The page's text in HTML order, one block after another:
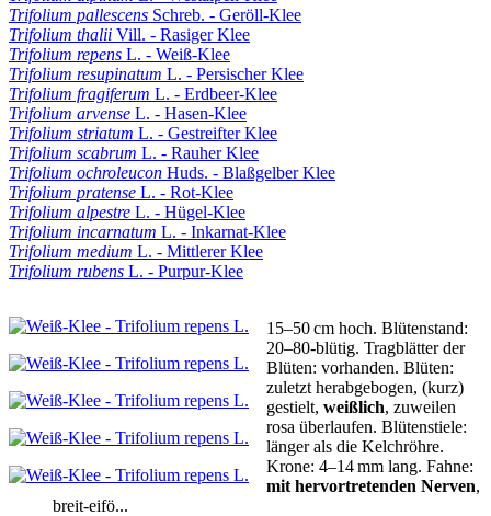
Trifolium pallescens Schreb. - Geröll-Klee
Trifolium thalii Vill. - Rasiger Klee
Trifolium repens L. - Weiß-Klee
Trifolium resupinatum L. - Persischer Klee
Trifolium fragiferum L. - Erdbeer-Klee
Trifolium arvense L. - Hasen-Klee
Trifolium striatum L. - Gestreifter Klee
Trifolium scabrum L. - Rauher Klee
Trifolium ochroleucon Huds. - Blaßgelber Klee
Trifolium pratense L. - Rot-Klee
Trifolium alpestre L. - Hügel-Klee
Trifolium incarnatum L. - Inkarnat-Klee
Trifolium medium L. - Mittlerer Klee
Trifolium rubens L. - Purpur-Klee
15–50 cm hoch. Blütenstand:
20–80‑blütig. Tragblätter der
Blüten: vorhanden. Blüten:
zuletzt herabgebogen, (kurz)
gestielt, weißlich, zuweilen
rosa überlaufen. Blütenstiele:
länger als die Kelchröhre.
Krone: 4–14 mm lang. Fahne:
mit hervortretenden Nerven,
breit-eifö...